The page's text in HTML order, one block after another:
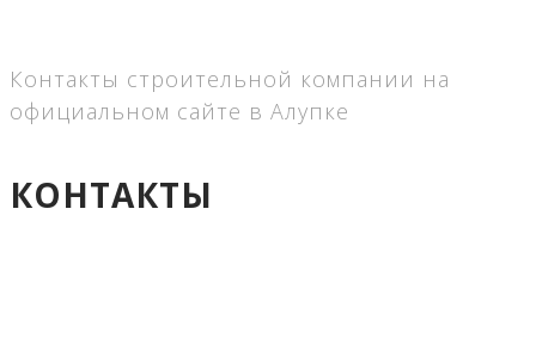
Контакты строительной компании на
официальном сайте в Алупке
КОНТАКТЫ